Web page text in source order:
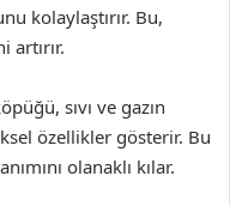
kolaylaştırır. Bu,
sıvı ve gazın
özellikler gösterir. Bu
olanaklı kılar.